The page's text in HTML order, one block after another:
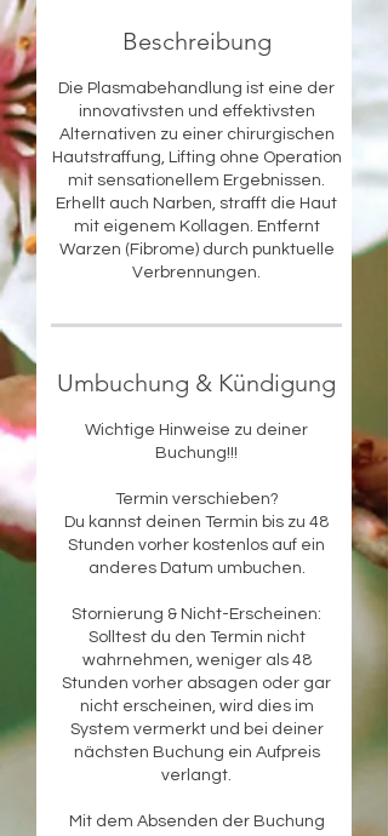
Beschreibung
Die Plasmabehandlung ist eine der
innovativsten und effektivsten
Alternativen zu einer chirurgischen
Hautstraffung, Lifting ohne Operation
mit sensationellem Ergebnissen.
Erhellt auch Narben, strafft die Haut
mit eigenem Kollagen. Entfernt
Warzen (Fibrome) durch punktuelle
Verbrennungen.
Umbuchung & Kündigung
Wichtige Hinweise zu deiner
Buchung!!!
Termin verschieben?
Du kannst deinen Termin bis zu 48
Stunden vorher kostenlos auf ein
anderes Datum umbuchen.
Stornierung & Nicht-Erscheinen:
Solltest du den Termin nicht
wahrnehmen, weniger als 48
Stunden vorher absagen oder gar
nicht erscheinen, wird dies im
System vermerkt und bei deiner
nächsten Buchung ein Aufpreis
verlangt.
Mit dem Absenden der Buchung